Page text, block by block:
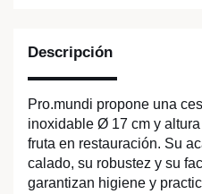
Descripción
Pro.mundi propone una
inoxidable Ø 17 cm y
fruta en restauración. Su
calado, su robustez y su
garantizan higiene y